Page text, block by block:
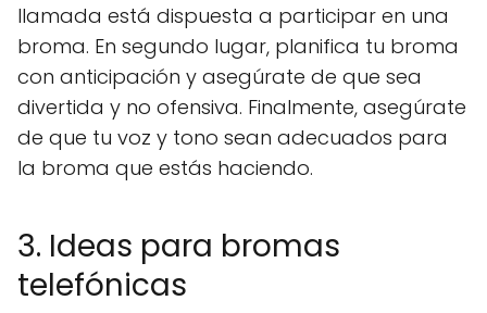
llamada está dispuesta a participar en una
broma. En segundo lugar, planifica tu broma
con anticipación y asegúrate de que sea
divertida y no ofensiva. Finalmente, asegúrate
de que tu voz y tono sean adecuados para
la broma que estás haciendo.
3. Ideas para bromas
telefónicas